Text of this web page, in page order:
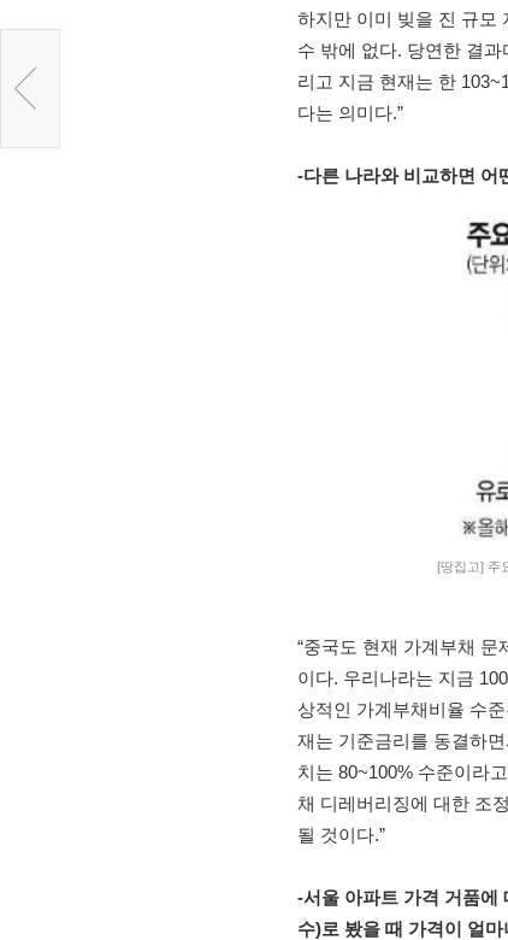
하지만 이미 빚을 진 규모
수 밖에 없다. 당연한 결
리고 지금 현재는 한
다는 의미다.”
-다른 나라와 비교하면 어
[땅집고] 주
“중국도 현재 가계부채
이다. 우리나라는 지금
상적인 가계부채비율 수
재는 기준금리를 동결하
치는 80~100% 수준이라
채 디레버리징에 대한 조
될 것이다.”
-서울 아파트 가격 거품에
수)로 봤을 때 가격이 얼